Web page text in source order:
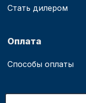
Стать дилером
Оплата
Способы оплаты